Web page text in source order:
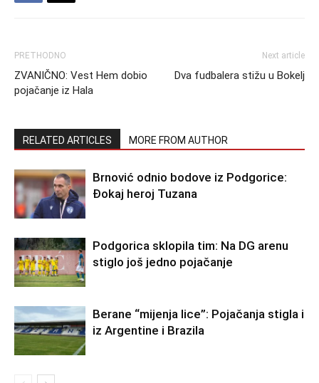
PRETHODNO
ZVANIČNO: Vest Hem dobio
pojačanje iz Hala
Next article
Dva fudbalera stižu u Bokelj
RELATED ARTICLES MORE FROM AUTHOR
Brnović odnio bodove iz Podgorice:
Đokaj heroj Tuzana
Podgorica sklopila tim: Na DG arenu
stiglo još jedno pojačanje
Berane “mijenja lice”: Pojačanja stigla i
iz Argentine i Brazila